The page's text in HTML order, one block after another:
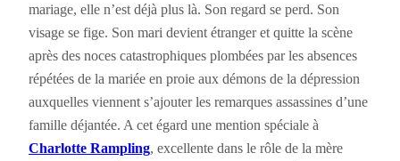
mariage, elle n’est déjà plus là. Son regard se perd. Son
visage se fige. Son mari devient étranger et quitte la scène
après des noces catastrophiques plombées par les absences
répétées de la mariée en proie aux démons de la dépression
auxquelles viennent s’ajouter les remarques assassines d’une
famille déjantée. A cet égard une mention spéciale à
Charlotte Rampling, excellente dans le rôle de la mère